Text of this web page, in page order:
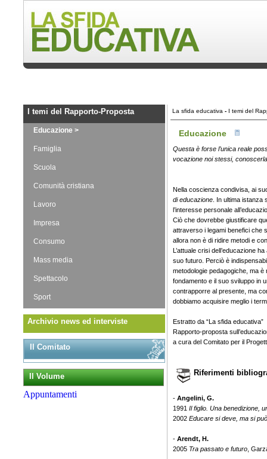
I temi del Rapporto-Proposta
Educazione >
Famiglia
Scuola
Comunità cristiana
Lavoro
Impresa
Consumo
Mass media
Spettacolo
Sport
Archivio news ed interviste
Il Comitato
Il Volume
Appuntamenti
La sfida educativa - I temi del
Educazione
Questa è forse l’unica reale
vocazione noi stessi,
Nella coscienza condivisa, ai
di educazione . In ultima
l’interesse personale
Ciò che dovrebbe giustificare
attraverso i legami benefici che
allora non è di ridire metodi e
L’attuale crisi dell’educazione
suo futuro. Perciò è
metodologie pedagogiche, ma
fondamento e il suo sviluppo in
contrapporre al presente, ma
dobbiamo acquisire meglio i
Estratto da “La sfida educativa”
Rapporto-proposta
a cura del Comitato per il
Riferimenti
- Angelini, G.
1991 Il figlio. Una benedizione,
2002 Educare si deve, ma si
- Arendt, H.
2005 Tra passato e futuro ,